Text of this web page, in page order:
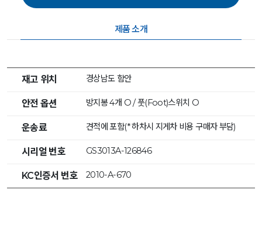
제품 소개
재고 위치 경상남도 함안
안전 옵션 방지봉 4개 O / 풋(Foot)스위치 O
운송료 견적에 포함(* 하차시 지게차 비용 구매자 부담)
시리얼 번호 GS3013A-126846
KC인증서 번호 2010-A-670